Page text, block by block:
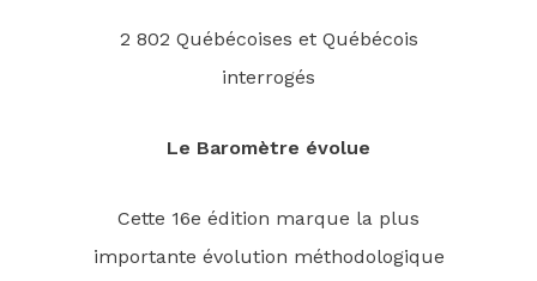
2 802 Québécoises et Québécois
interrogés
Le Baromètre évolue
Cette 16e édition marque la plus
importante évolution méthodologique